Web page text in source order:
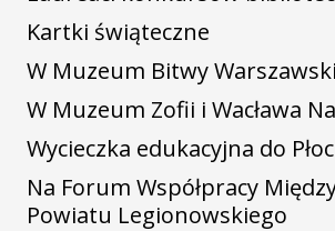
Kartki świąteczne
W Muzeum Bitwy
W Muzeum Zofii i Wacława
Wycieczka edukacyjna do
Na Forum Współpracy
Powiatu Legionowskiego